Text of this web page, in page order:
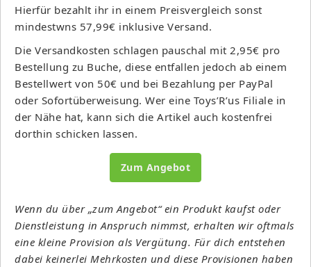
Hierfür bezahlt ihr in einem Preisvergleich sonst
mindestwns 57,99€ inklusive Versand.
Die Versandkosten schlagen pauschal mit 2,95€ pro
Bestellung zu Buche, diese entfallen jedoch ab einem
Bestellwert von 50€ und bei Bezahlung per PayPal
oder Sofortüberweisung. Wer eine Toys’R’us Filiale in
der Nähe hat, kann sich die Artikel auch kostenfrei
dorthin schicken lassen.
Zum Angebot
Wenn du über „zum Angebot“ ein Produkt kaufst oder
Dienstleistung in Anspruch nimmst, erhalten wir oftmals
eine kleine Provision als Vergütung. Für dich entstehen
dabei keinerlei Mehrkosten und diese Provisionen haben